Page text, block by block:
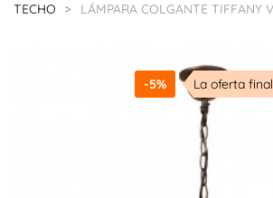
TECHO
LÁMPARA COLGANTE TIFFANY
-5% La oferta